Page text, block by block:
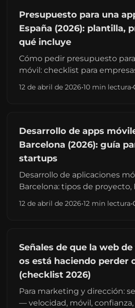
Presupuesto para una
España (2026): plantilla,
qué incluye
Cómo pedir presupuesto
móvil: checklist para
al desarrollador, diferencias
12 de abril de 2026•10 min lectura•
Desarrollo de apps
Barcelona (2026): guía
startups
Desarrollo de aplicaciones
Barcelona: tipos de proyecto,
presupuestos realistas,
12 de abril de 2026•12 min lectura•
Señales de que la web
os está haciendo perder
(checklist 2026)
Para marketing y dirección:
— velocidad, móvil,